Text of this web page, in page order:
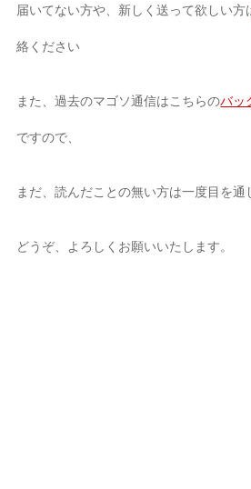
届いてない方や、新しく送って欲しい方
絡ください
また、過去のマゴソ通信はこちらのバッ
ですので、
まだ、読んだことの無い方は一度目を通
どうぞ、よろしくお願いいたします。